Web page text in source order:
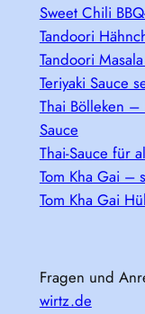
Sweet Chili
Tandoori
Tandoori
Teriyaki Sauce
Thai Bölleken –
Sauce
Thai-Sauce für
Tom Kha Gai –
Tom Kha Gai
Fragen und
wirtz.de